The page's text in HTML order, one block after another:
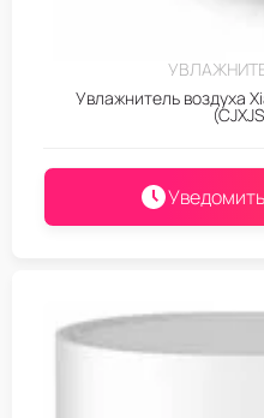
Увлажнитель воздуха